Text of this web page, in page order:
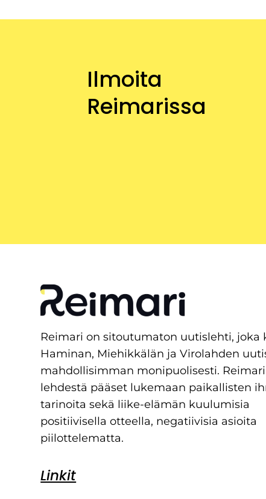
Ilmoita
Reimarissa
Reimari on sitoutumaton uutislehti, joka
Haminan, Miehikkälän ja Virolahden
mahdollisimman monipuolisesti.
lehdestä pääset lukemaan paikallisten
tarinoita sekä liike-elämän kuulumisia
positiivisella otteella, negatiivisia asioita
piilottelematta.
Linkit